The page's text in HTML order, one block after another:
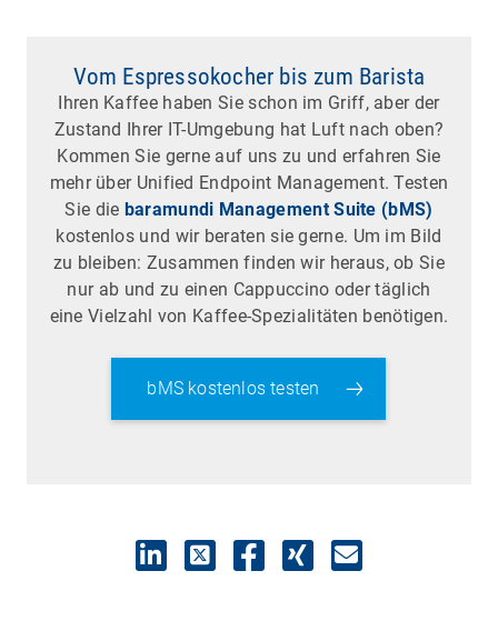
Vom Espressokocher bis zum Barista
Ihren Kaffee haben Sie schon im Griff, aber der
Zustand Ihrer IT-Umgebung hat Luft nach oben?
Kommen Sie gerne auf uns zu und erfahren Sie
mehr über Unified Endpoint Management. Testen
Sie die baramundi Management Suite (bMS)
kostenlos und wir beraten sie gerne. Um im Bild
zu bleiben: Zusammen finden wir heraus, ob Sie
nur ab und zu einen Cappuccino oder täglich
eine Vielzahl von Kaffee-Spezialitäten benötigen.
bMS kostenlos testen